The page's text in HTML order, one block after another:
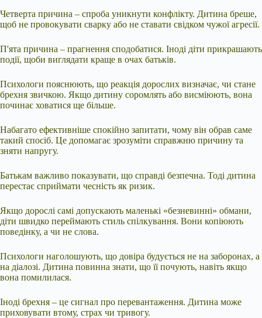
Четверта причина – спроба уникнути конфлікту. Дитина бреше,
щоб не провокувати сварку або не ставати свідком чужої агресії.
П'ята причина – прагнення сподобатися. Іноді діти прикрашають
події, щоби виглядати краще в очах батьків.
Психологи пояснюють, що реакція дорослих визначає, чи стане
брехня звичкою. Якщо дитину соромлять або висміюють, вона
починає ховатися ще більше.
Набагато ефективніше спокійно запитати, чому він обрав саме
такий спосіб. Це допомагає зрозуміти справжню причину та
зняти напругу.
Батькам важливо показувати, що справді безпечна. Тоді дитина
перестає сприймати чесність як ризик.
Якщо дорослі самі допускають маленькі «безневинні» обмани,
діти швидко переймають стиль спілкування. Вони копіюють
поведінку, а чи не слова.
Психологи наголошують, що довіра будується не на заборонах, а
на діалозі. Дитина повинна знати, що її почують, навіть якщо
вона помилилася.
Іноді брехня – це сигнал про перевантаження. Дитина може
приховувати втому, страх чи тривогу.